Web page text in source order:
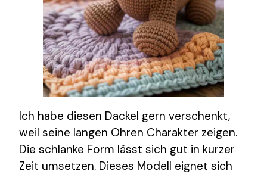
Ich habe diesen Dackel gern verschenkt,
weil seine langen Ohren Charakter zeigen.
Die schlanke Form lässt sich gut in kurzer
Zeit umsetzen. Dieses Modell eignet sich